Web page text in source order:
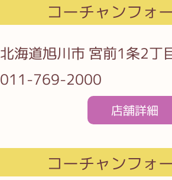
コーチャンフォ
北海道旭川市 宮前1条2丁
011-769-2000
店舗詳細
コーチャンフォ